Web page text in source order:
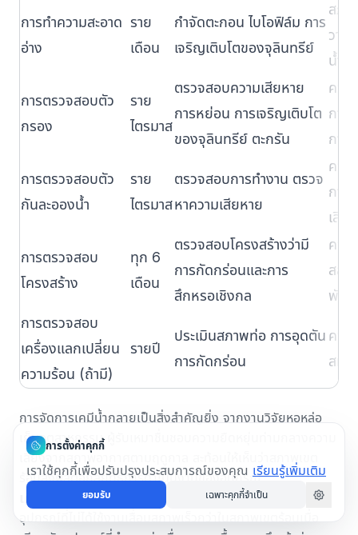
การทำความสะอาด
อ่าง
ราย
เดือน
กำจัดตะกอน ไบโอฟิล์ม การ
เจริญเติบโตของจุลินทรีย์
สภา
วาล์
น้ำ
การตรวจสอบตัว
กรอง
ราย
ไตรมาส
ตรวจสอบความเสียหาย
การหย่อน การเจริญเติบโต
ของจุลินทรีย์ ตะกรัน
ควา
การ
การ
การตรวจสอบตัว
กันละอองน้ำ
ราย
ไตรมาส
ตรวจสอบการทำงาน ตรวจ
หาความเสียหาย
ควา
การ
เสีย
การตรวจสอบ
โครงสร้าง
ทุก 6
เดือน
ตรวจสอบโครงสร้างว่ามี
การกัดกร่อนและการ
สึกหรอเชิงกล
ควา
สลัก
พัด
การตรวจสอบ
เครื่องแลกเปลี่ยน
ความร้อน (ถ้ามี)
รายปี
ประเมินสภาพท่อ การอุดตัน
การกัดกร่อน
ควา
สมบู
การจัดการเคมีน้ำกลายเป็นสิ่งสำคัญยิ่ง จากงานวิจัยหอหล่อ
เย็นอุตสาหกรรมผู้รับเหมาชื่นชอบความยืดหยุ่นท่ามกลางความ
เสี่ยงจากสภาพอากาศตามฤดูกาล สะท้อนให้เห็นว่าสภาพเขต
ร้อนส่งผลต่อกลยุทธ์การดำเนินงานของอุปกรณ์
เครื่องกำเนิดไฟฟ้าและอุปกรณ์สำรอง
อุปกรณ์ที่ไม่ได้ใช้งานเสื่อมสภาพเร็วกว่าในสภาพเขตร้อนเมื่อ
การตั้งค่าคุกกี้
เราใช้คุกกี้เพื่อปรับปรุงประสบการณ์ของคุณ เรียนรู้เพิ่มเติม
ยอมรับ เฉพาะคุกกี้จำเป็น